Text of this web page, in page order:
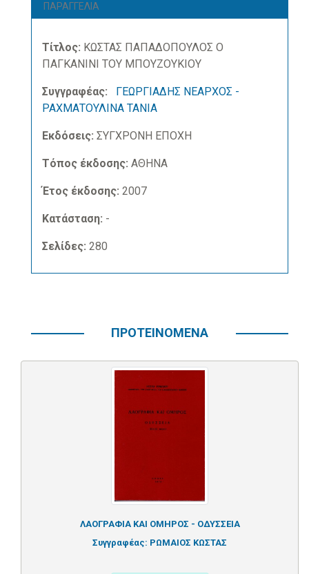
ΠΑΡΑΓΓΕΛΙΑ
Τίτλος: ΚΩΣΤΑΣ ΠΑΠΑΔΟΠΟΥΛΟΣ Ο
ΠΑΓΚΑΝΙΝΙ ΤΟΥ ΜΠΟΥΖΟΥΚΙΟΥ
Συγγραφέας:
ΓΕΩΡΓΙΑΔΗΣ ΝΕΑΡΧΟΣ -
ΡΑΧΜΑΤΟΥΛΙΝΑ ΤΑΝΙΑ
Εκδόσεις: ΣΥΓΧΡΟΝΗ ΕΠΟΧΗ
Τόπος έκδοσης: ΑΘΗΝΑ
Έτος έκδοσης: 2007
Κατάσταση: -
Σελίδες: 280
ΠΡΟΤΕΙΝΟΜΕΝΑ
ΛΑΟΓΡΑΦΙΑ ΚΑΙ ΟΜΗΡΟΣ - ΟΔΥΣΣΕΙΑ
Συγγραφέας: ΡΩΜΑΙΟΣ ΚΩΣΤΑΣ